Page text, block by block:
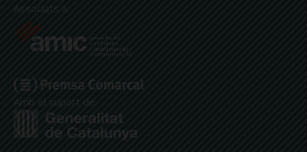
Associats a:
Amb el suport de: